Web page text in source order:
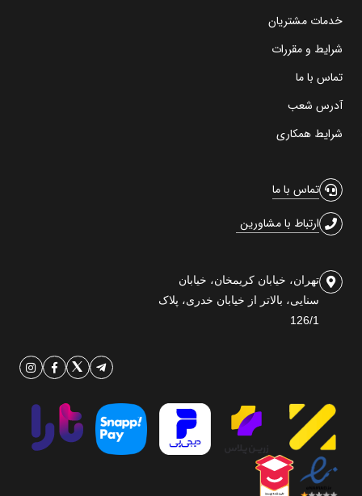
خدمات مشتریان
شرایط و مقررات
تماس با ما
آدرس شعب
شرایط همکاری
تماس با ما
ارتباط با مشاورین
تهران، خیابان کریمخان، خیابان
سنایی، بالاتر از خیابان خدری، پلاک
126/1